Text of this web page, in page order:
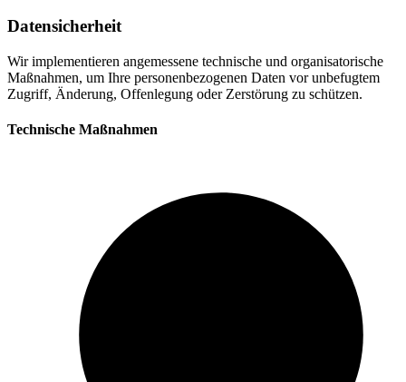
Datensicherheit
Wir implementieren angemessene technische und organisatorische
Maßnahmen, um Ihre personenbezogenen Daten vor unbefugtem
Zugriff, Änderung, Offenlegung oder Zerstörung zu schützen.
Technische Maßnahmen